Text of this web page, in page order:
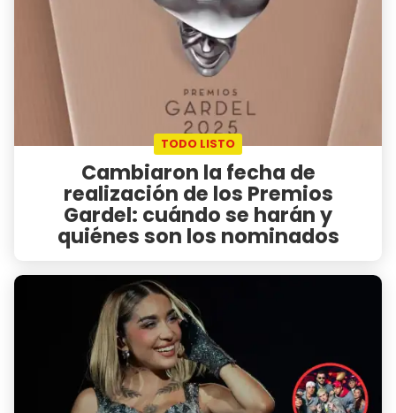
TODO LISTO
Cambiaron la fecha de
realización de los Premios
Gardel: cuándo se harán y
quiénes son los nominados